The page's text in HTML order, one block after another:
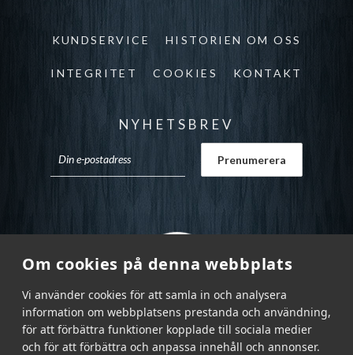
Om cookies på denna webbplats
Vi använder cookies för att samla in och analysera
information om webbplatsens prestanda och användning,
för att förbättra funktioner kopplade till sociala medier
och för att förbättra och anpassa innehåll och annonser.
KUNDSERVICE HISTORIEN OM OSS
INTEGRITET COOKIES KONTAKT
NYHETSBREV